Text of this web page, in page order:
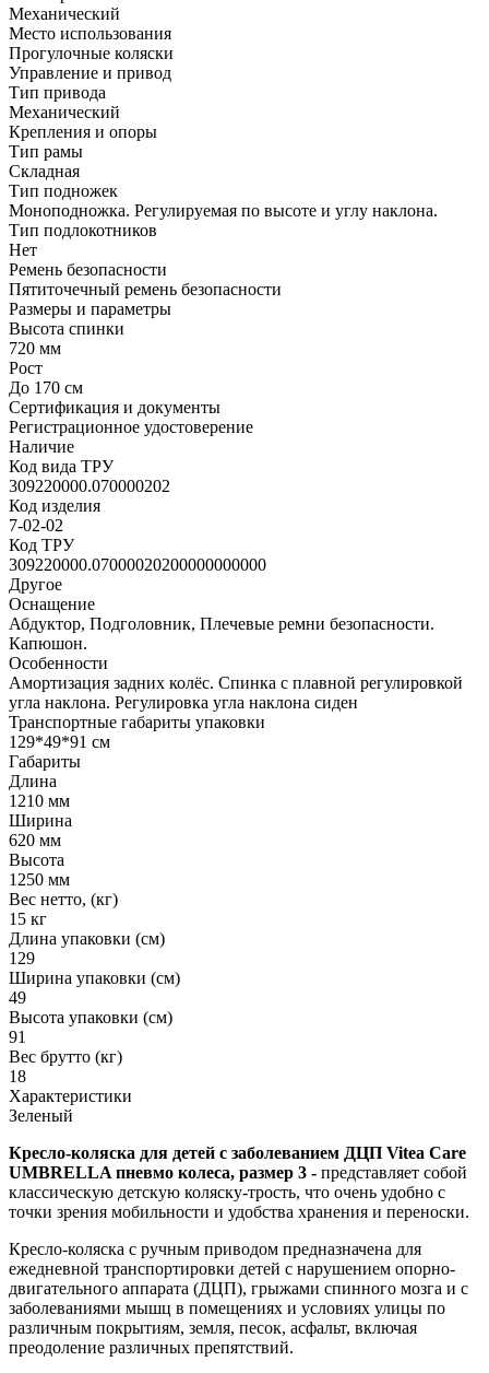
Механический
Место использования
Прогулочные коляски
Управление и привод
Тип привода
Механический
Крепления и опоры
Тип рамы
Складная
Тип подножек
Моноподножка. Регулируемая по высоте и углу наклона.
Тип подлокотников
Нет
Ремень безопасности
Пятиточечный ремень безопасности
Размеры и параметры
Высота спинки
720 мм
Рост
До 170 см
Сертификация и документы
Регистрационное удостоверение
Наличие
Код вида ТРУ
309220000.070000202
Код изделия
7-02-02
Код ТРУ
309220000.07000020200000000000
Другое
Оснащение
Абдуктор, Подголовник, Плечевые ремни безопасности.
Капюшон.
Особенности
Амортизация задних колёс. Спинка с плавной регулировкой
угла наклона. Регулировка угла наклона сиден
Транспортные габариты упаковки
129*49*91 см
Габариты
Длина
1210 мм
Ширина
620 мм
Высота
1250 мм
Вес нетто, (кг)
15 кг
Длина упаковки (см)
129
Ширина упаковки (см)
49
Высота упаковки (см)
91
Вес брутто (кг)
18
Характеристики
Зеленый
Кресло-коляска для детей с заболеванием ДЦП Vitea Care
UMBRELLA пневмо колеса, размер 3 - представляет собой
классическую детскую коляску-трость, что очень удобно с
точки зрения мобильности и удобства хранения и переноски.
Кресло-коляска с ручным приводом предназначена для
ежедневной транспортировки детей с нарушением опорно-
двигательного аппарата (ДЦП), грыжами спинного мозга и с
заболеваниями мышц в помещениях и условиях улицы по
различным покрытиям, земля, песок, асфальт, включая
преодоление различных препятствий.